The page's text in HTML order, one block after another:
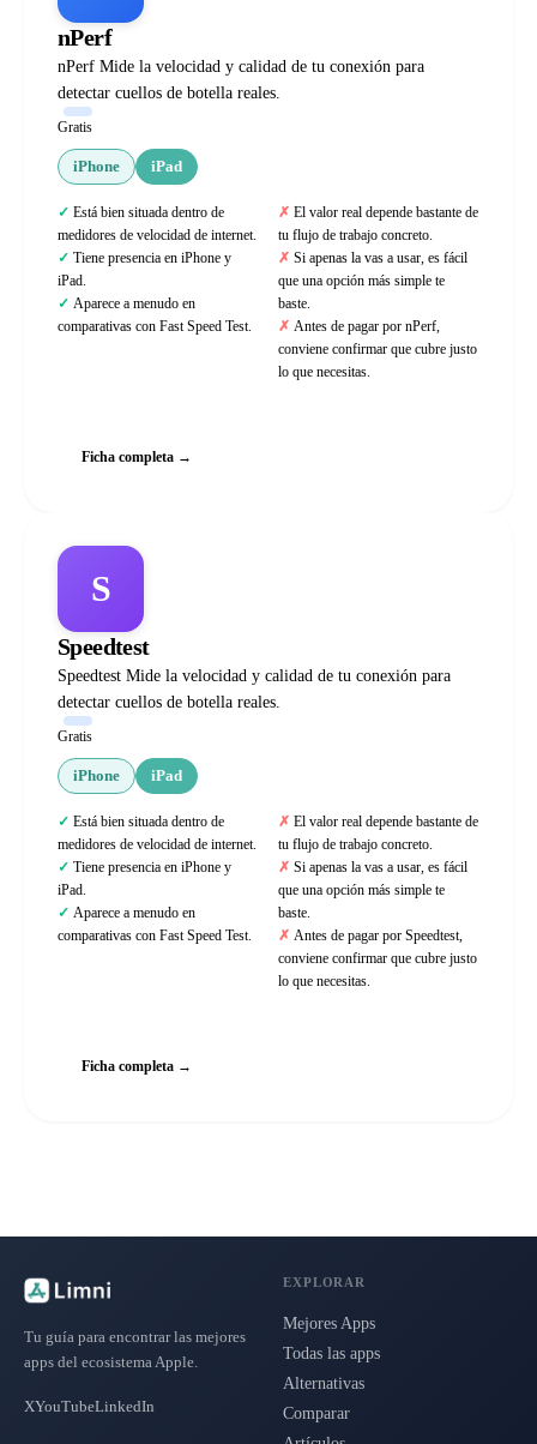
nPerf
nPerf Mide la velocidad y calidad de tu conexión para
detectar cuellos de botella reales.
Gratis
iPhone iPad
Está bien situada dentro de
medidores de velocidad de internet.
Tiene presencia en iPhone y
iPad.
Aparece a menudo en
comparativas con Fast Speed Test.
El valor real depende bastante de
tu flujo de trabajo concreto.
Si apenas la vas a usar, es fácil
que una opción más simple te
baste.
Antes de pagar por nPerf,
conviene confirmar que cubre justo
lo que necesitas.
Ficha completa →
S
Speedtest
Speedtest Mide la velocidad y calidad de tu conexión para
detectar cuellos de botella reales.
Gratis
iPhone iPad
Está bien situada dentro de
medidores de velocidad de internet.
Tiene presencia en iPhone y
iPad.
Aparece a menudo en
comparativas con Fast Speed Test.
El valor real depende bastante de
tu flujo de trabajo concreto.
Si apenas la vas a usar, es fácil
que una opción más simple te
baste.
Antes de pagar por Speedtest,
conviene confirmar que cubre justo
lo que necesitas.
Ficha completa →
Tu guía para encontrar las mejores
apps del ecosistema Apple.
XYouTubeLinkedIn
EXPLORAR
Mejores Apps
Todas las apps
Alternativas
Comparar